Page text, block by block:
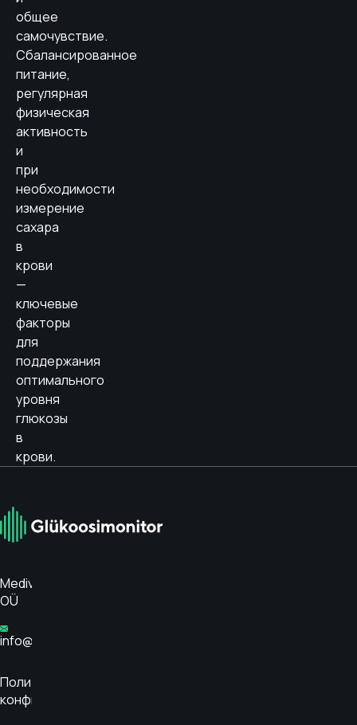
общее
самочувствие.
Сбалансированное
питание,
регулярная
физическая
активность
и
при
необходимости
измерение
сахара
в
крови
—
ключевые
факторы
для
поддержания
оптимального
уровня
глюкозы
в
крови.
Medivar
OÜ
info@glükoosimonitor.ee
Политика
конфиденциальности